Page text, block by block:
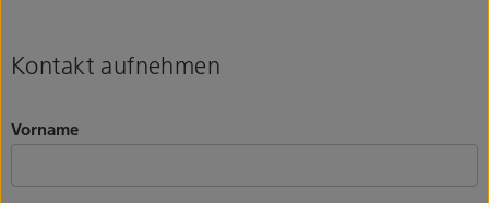
Kontakt aufnehmen
Vorname